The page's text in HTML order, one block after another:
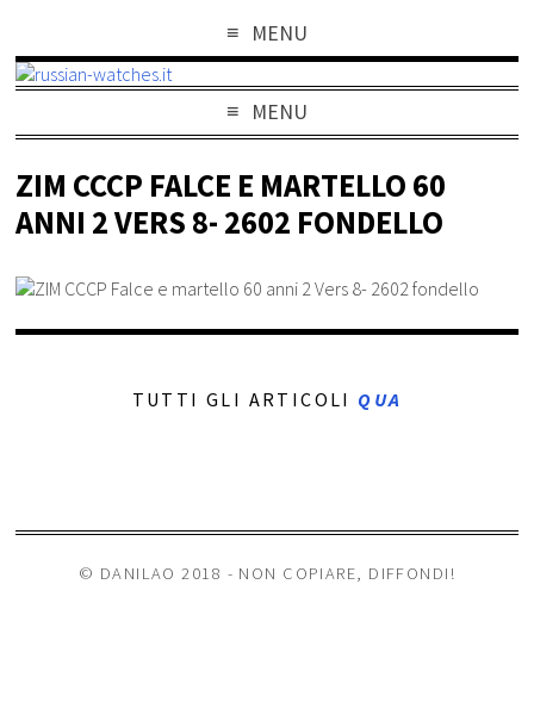
MENU
MENU
ZIM CCCP FALCE E MARTELLO 60
ANNI 2 VERS 8- 2602 FONDELLO
TUTTI GLI ARTICOLI QUA
© DANILAO 2018 - NON COPIARE, DIFFONDI!